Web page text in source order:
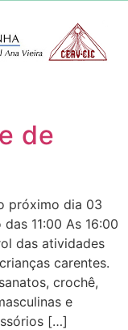
de
próximo dia 03
11:00 As 16:00
das atividades
carentes.
crochê,
e
[…]